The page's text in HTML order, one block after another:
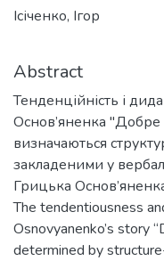
Ісіченко, Ігор
Abstract
Тенденційність і
Основ’яненка
визначаються
закладеними у
Грицька
The tendentiousness
Osnovyanenko’s story
determined by